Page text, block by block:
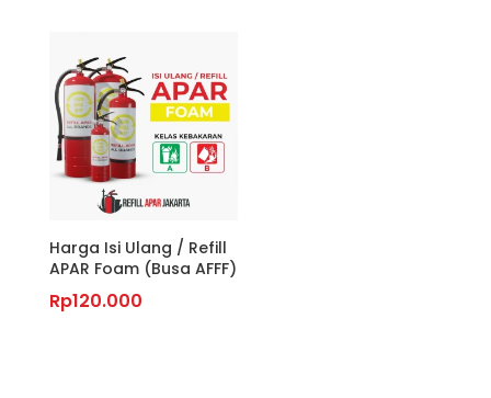
Harga Isi Ulang / Refill
APAR Foam (Busa AFFF)
Rp120.000